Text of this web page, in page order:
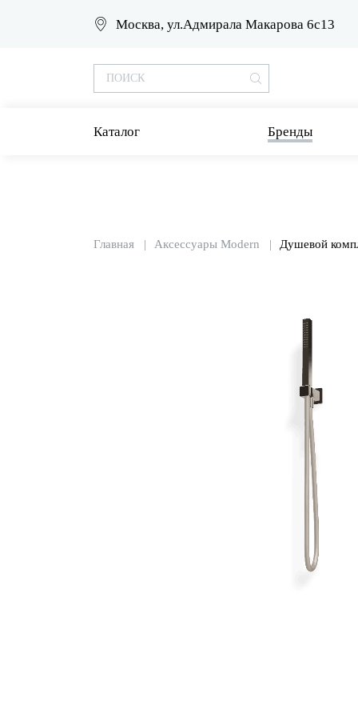
Москва, ул.Адмирала Макарова 6с13
Каталог Бренды
Главная Аксессуары Modern Душевой